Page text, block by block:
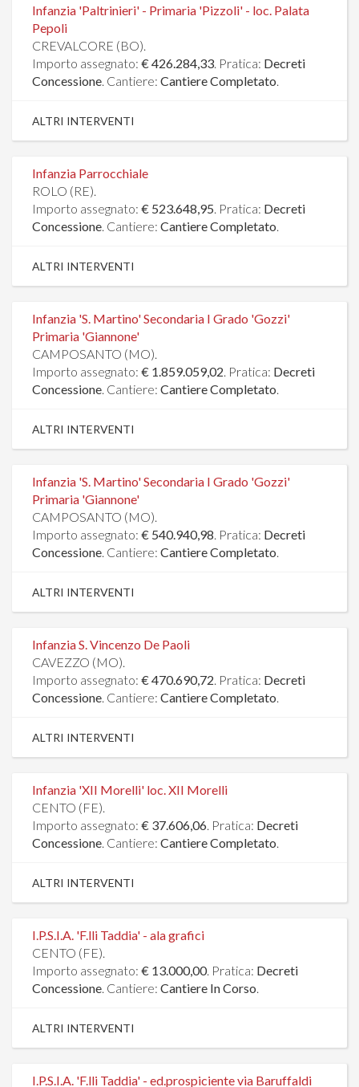
Infanzia 'Paltrinieri' - Primaria 'Pizzoli' - loc. Palata
Pepoli
CREVALCORE (BO).
Importo assegnato: € 426.284,33. Pratica: Decreti
Concessione. Cantiere: Cantiere Completato.
ALTRI INTERVENTI
Infanzia Parrocchiale
ROLO (RE).
Importo assegnato: € 523.648,95. Pratica: Decreti
Concessione. Cantiere: Cantiere Completato.
ALTRI INTERVENTI
Infanzia 'S. Martino' Secondaria I Grado 'Gozzi'
Primaria 'Giannone'
CAMPOSANTO (MO).
Importo assegnato: € 1.859.059,02. Pratica: Decreti
Concessione. Cantiere: Cantiere Completato.
ALTRI INTERVENTI
Infanzia 'S. Martino' Secondaria I Grado 'Gozzi'
Primaria 'Giannone'
CAMPOSANTO (MO).
Importo assegnato: € 540.940,98. Pratica: Decreti
Concessione. Cantiere: Cantiere Completato.
ALTRI INTERVENTI
Infanzia S. Vincenzo De Paoli
CAVEZZO (MO).
Importo assegnato: € 470.690,72. Pratica: Decreti
Concessione. Cantiere: Cantiere Completato.
ALTRI INTERVENTI
Infanzia 'XII Morelli' loc. XII Morelli
CENTO (FE).
Importo assegnato: € 37.606,06. Pratica: Decreti
Concessione. Cantiere: Cantiere Completato.
ALTRI INTERVENTI
I.P.S.I.A. 'F.lli Taddia' - ala grafici
CENTO (FE).
Importo assegnato: € 13.000,00. Pratica: Decreti
Concessione. Cantiere: Cantiere In Corso.
ALTRI INTERVENTI
I.P.S.I.A. 'F.lli Taddia' - ed.prospiciente via Baruffaldi